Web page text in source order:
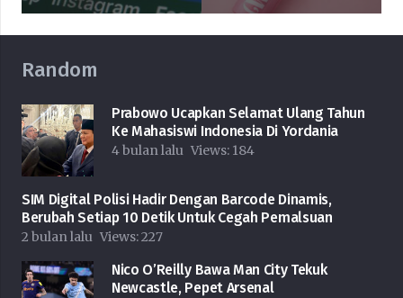
Random
Prabowo Ucapkan Selamat Ulang Tahun
Ke Mahasiswi Indonesia Di Yordania
4 bulan lalu Views: 184
SIM Digital Polisi Hadir Dengan Barcode Dinamis,
Berubah Setiap 10 Detik Untuk Cegah Pemalsuan
2 bulan lalu Views:227
Nico O’Reilly Bawa Man City Tekuk
Newcastle, Pepet Arsenal